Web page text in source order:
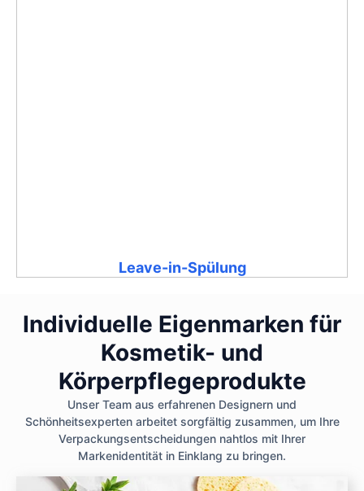
Leave-in-Spülung
Individuelle Eigenmarken für
Kosmetik- und
Körperpflegeprodukte
Unser Team aus erfahrenen Designern und
Schönheitsexperten arbeitet sorgfältig zusammen, um Ihre
Verpackungsentscheidungen nahtlos mit Ihrer
Markenidentität in Einklang zu bringen.